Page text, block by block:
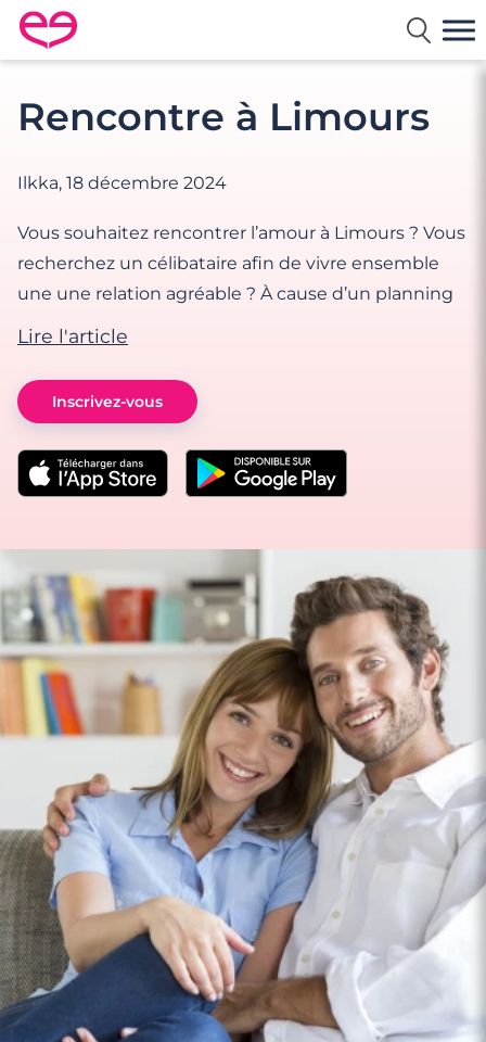
Rencontre en France avec Meetic
Rencontre à Limours
Ilkka, 18 décembre 2024
Vous souhaitez rencontrer l’amour à Limours ? Vous
recherchez un célibataire afin de vivre ensemble
une une relation agréable ? À cause d’un planning
Lire l'article
Inscrivez-vous